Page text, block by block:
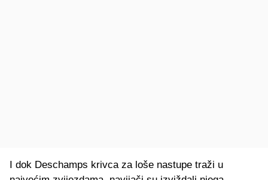
I dok Deschamps krivca za loše nastupe traži u